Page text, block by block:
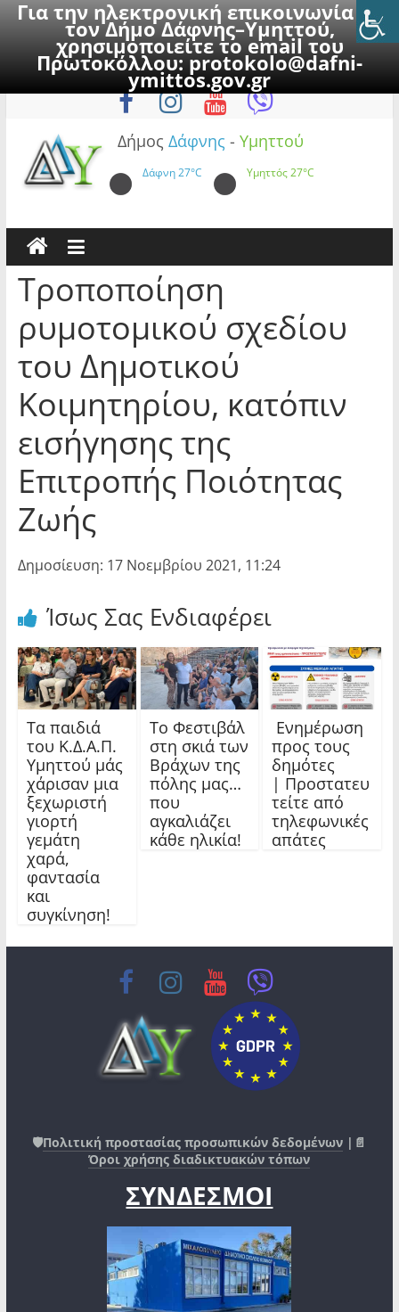
Για την ηλεκτρονική επικοινωνία με
τον Δήμο Δάφνης–Υμηττού,
χρησιμοποιείτε το email του
Πρωτοκόλλου:protokolo@dafni-
ymittos.gov.gr
to
Πέμπτη, 6 Αυγούστου 2026
Δήμος Δάφνης - Υμηττού
Δάφνη27°C Υμηττός27°C
Τροποποίηση
ρυμοτομικού σχεδίου
του Δημοτικού
Κοιμητηρίου, κατόπιν
εισήγησης της
Επιτροπής Ποιότητας
Ζωής
Δημοσίευση: 17 Νοεμβρίου 2021, 11:24
Ίσως Σας Ενδιαφέρει
Τα παιδιά
του Κ.Δ.Α.Π.
Υμηττού μάς
χάρισαν μια
ξεχωριστή
γιορτή
γεμάτη
χαρά,
φαντασία
και
συγκίνηση!
Το Φεστιβάλ
στη σκιά των
Βράχων της
πόλης μας…
που
αγκαλιάζει
κάθε ηλικία!
Ενημέρωση
προς τους
δημότες
| Προστατευ
τείτε από
τηλεφωνικές
απάτες
🛡️Πολιτική προστασίας προσωπικών δεδομένων |📄
Όροι χρήσης διαδικτυακών τόπων
ΣΥΝΔΕΣΜΟΙ